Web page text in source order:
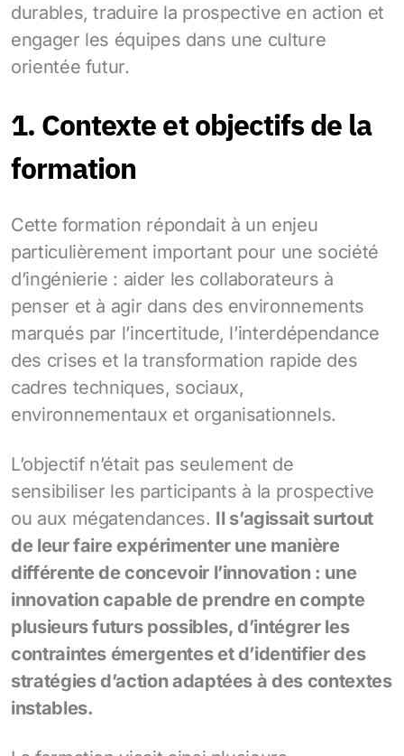
durables, traduire la prospective en action et
engager les équipes dans une culture
orientée futur.
1. Contexte et objectifs de la
formation
Cette formation répondait à un enjeu
particulièrement important pour une société
d’ingénierie : aider les collaborateurs à
penser et à agir dans des environnements
marqués par l’incertitude, l’interdépendance
des crises et la transformation rapide des
cadres techniques, sociaux,
environnementaux et organisationnels.
L’objectif n’était pas seulement de
sensibiliser les participants à la prospective
ou aux mégatendances. Il s’agissait surtout
de leur faire expérimenter une manière
différente de concevoir l’innovation : une
innovation capable de prendre en compte
plusieurs futurs possibles, d’intégrer les
contraintes émergentes et d’identifier des
stratégies d’action adaptées à des contextes
instables.